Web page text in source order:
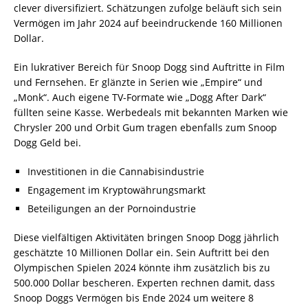
clever diversifiziert. Schätzungen zufolge beläuft sich sein
Vermögen im Jahr 2024 auf beeindruckende 160 Millionen
Dollar.
Ein lukrativer Bereich für Snoop Dogg sind Auftritte in Film
und Fernsehen. Er glänzte in Serien wie „Empire“ und
„Monk“. Auch eigene TV-Formate wie „Dogg After Dark“
füllten seine Kasse. Werbedeals mit bekannten Marken wie
Chrysler 200 und Orbit Gum tragen ebenfalls zum Snoop
Dogg Geld bei.
Investitionen in die Cannabisindustrie
Engagement im Kryptowährungsmarkt
Beteiligungen an der Pornoindustrie
Diese vielfältigen Aktivitäten bringen Snoop Dogg jährlich
geschätzte 10 Millionen Dollar ein. Sein Auftritt bei den
Olympischen Spielen 2024 könnte ihm zusätzlich bis zu
500.000 Dollar bescheren. Experten rechnen damit, dass
Snoop Doggs Vermögen bis Ende 2024 um weitere 8